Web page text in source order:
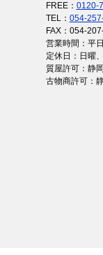
FREE： 0120-
TEL： 054-
FAX：054-
営業時間：平
定休日：日曜
質屋許可：静
古物商許可：